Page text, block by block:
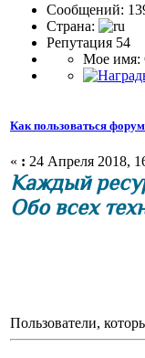
Сообщений:
Страна:
Репутация 54
Мое имя:
Как пользоваться
« : 24 Апреля 2018,
Каждый
Обо всех
Пользователи,